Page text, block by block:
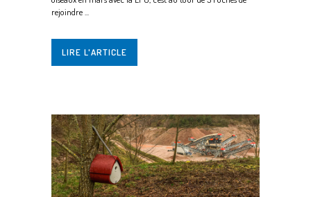
rejoindre ...
LIRE L'ARTICLE